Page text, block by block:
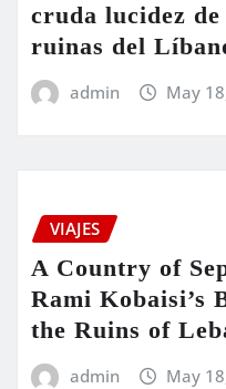
cruda lucidez
ruinas del
admin May
VIAJES
A Country of
Rami Kobaisi’s
the Ruins of
admin May